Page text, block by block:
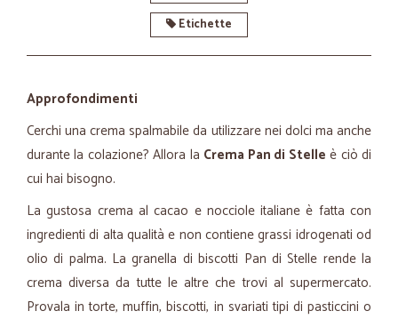
Etichette
Approfondimenti
Cerchi una crema spalmabile da utilizzare nei dolci ma anche
durante la colazione? Allora la Crema Pan di Stelle è ciò di
cui hai bisogno.
La gustosa crema al cacao e nocciole italiane è fatta con
ingredienti di alta qualità e non contiene grassi idrogenati od
olio di palma. La granella di biscotti Pan di Stelle rende la
crema diversa da tutte le altre che trovi al supermercato.
Provala in torte, muffin, biscotti, in svariati tipi di pasticcini o